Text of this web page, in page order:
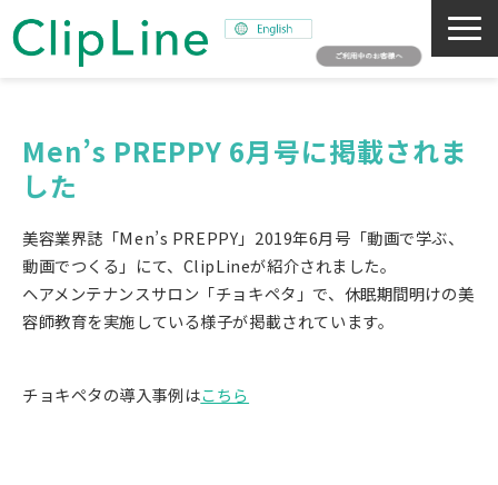
事業紹介
サステナビリティ
採用情報
Men’s PREPPY 6月号に掲載されま
した
美容業界誌「Men’s PREPPY」2019年6月号「動画で学ぶ、
動画でつくる」にて、ClipLineが紹介されました。
ヘアメンテナンスサロン「チョキペタ」で、休眠期間明けの美
容師教育を実施している様子が掲載されています。
チョキペタの導入事例はこちら